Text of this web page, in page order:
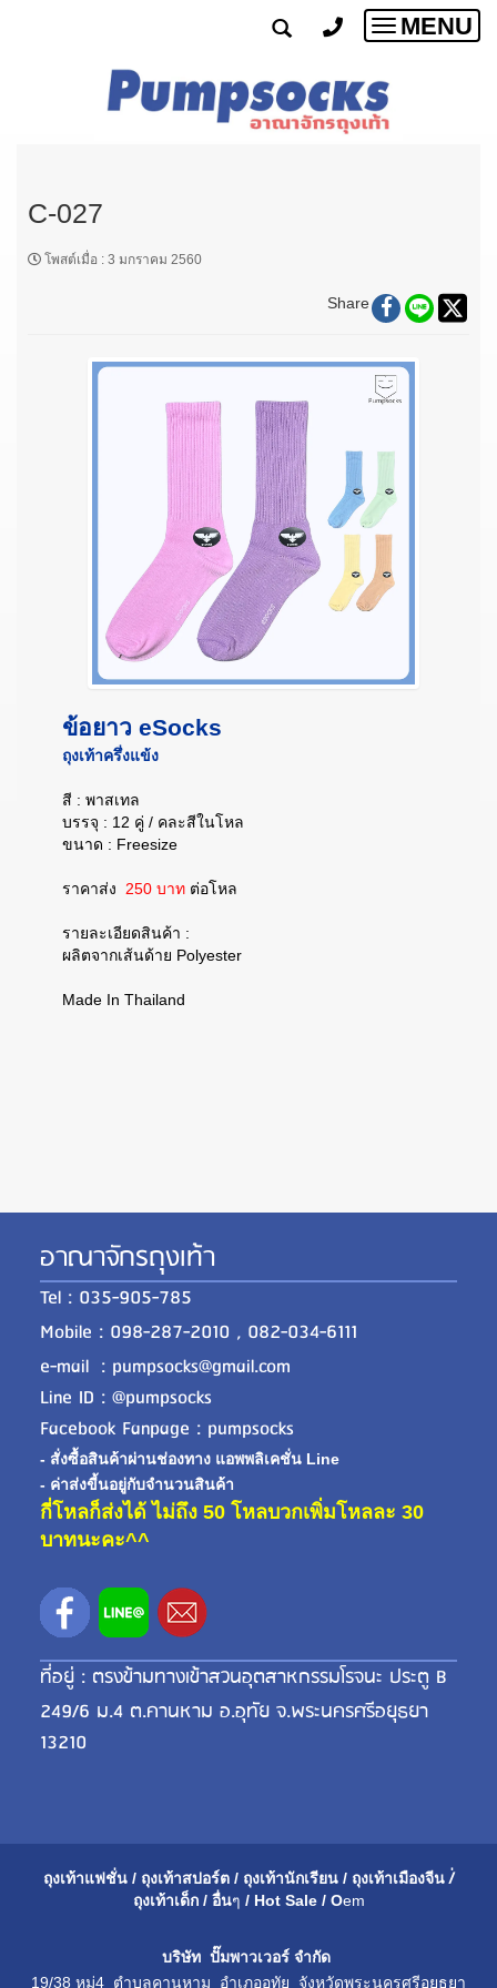
Toggle
MENU
C-027
โพสต์เมื่อ : 3 มกราคม 2560
Share
ข้อยาว eSocks
ถุงเท้าครึ่งแข้ง
สี : พาสเทล
บรรจุ : 12 คู่ / คละสีในโหล
ขนาด : Freesize
ราคาส่ง 250 บาท ต่อโหล
รายละเอียดสินค้า :
ผลิตจากเส้นด้าย Polyester
Made In Thailand
อาณาจักรถุงเท้า
Tel : 035-905-785
Mobile : 098-287-2010 , 082-034-6111
e-mail : pumpsocks@gmail.com
Line ID : @pumpsocks
Facebook Fanpage : pumpsocks
- สั่งซื้อสินค้าผ่านช่องทาง แอพพลิเคชั่น Line
- ค่าส่งขี้นอยู่กับจำนวนสินค้า
กี่โหลก็ส่งได้ ไม่ถึง 50 โหลบวกเพิ่มโหลละ 30
บาทนะคะ^^
ที่อยู่ : ตรงข้ามทางเข้าสวนอุตสาหกรรมโรจนะ ประตู B
249/6 ม.4 ต.คานหาม อ.อุทัย จ.พระนครศรีอยุธยา
13210
ถุงเท้าแฟชั่น / ถุงเท้าสปอร์ต / ถุงเท้านักเรียน / ถุงเท้าเมืองจีน /่
ถุงเท้าเด็ก / อื่นๆ / Hot Sale / Oem
บริษัท ปั๊มพาวเวอร์ จำกัด
19/38 หมู่4 ตำบลคานหาม อำเภออุทัย จังหวัดพระนครศรีอยุธยา